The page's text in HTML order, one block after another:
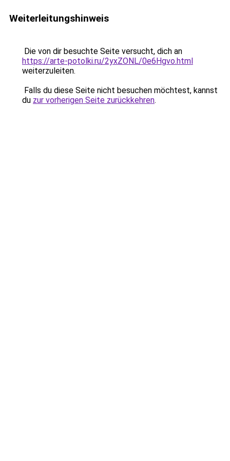
Weiterleitungshinweis
Die von dir besuchte Seite versucht, dich an
https://arte-potolki.ru/2yxZONL/0e6Hgvo.html
weiterzuleiten.
Falls du diese Seite nicht besuchen möchtest, kannst
du zur vorherigen Seite zurückkehren.